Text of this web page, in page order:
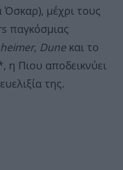
Όσκαρ), μέχρι τους
παγκόσμιας
, Duneκαι το
η Πιου αποδεικνύει
της.